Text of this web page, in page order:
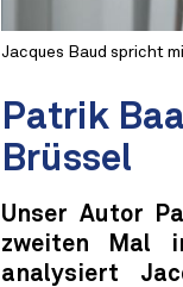
Jacques Baud spricht
Patrik
Brüssel
Unser Autor
zweiten Mal
analysiert